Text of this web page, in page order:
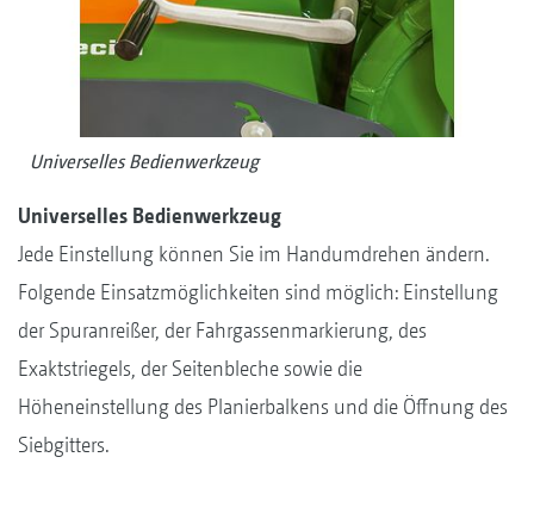
Universelles Bedienwerkzeug
Universelles Bedienwerkzeug
Jede Einstellung können Sie im Handumdrehen ändern.
Folgende Einsatzmöglichkeiten sind möglich: Einstellung
der Spuranreißer, der Fahrgassenmarkierung, des
Exaktstriegels, der Seitenbleche sowie die
Höheneinstellung des Planierbalkens und die Öffnung des
Siebgitters.